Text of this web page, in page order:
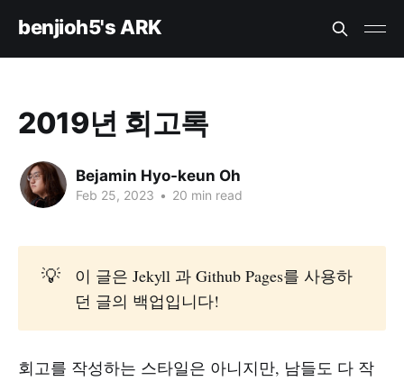
benjioh5's ARK
2019년 회고록
Bejamin Hyo-keun Oh
Feb 25, 2023 • 20 min read
💡
이 글은 Jekyll 과 Github Pages를 사용하
던 글의 백업입니다!
회고를 작성하는 스타일은 아니지만, 남들도 다 작